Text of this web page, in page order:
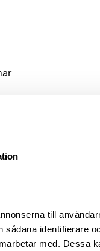
till
identifierare
med. Dessa